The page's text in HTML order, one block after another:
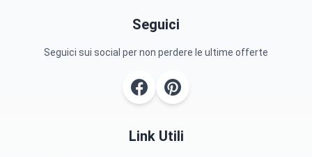
Seguici
Seguici sui social per non perdere le ultime offerte
Link Utili